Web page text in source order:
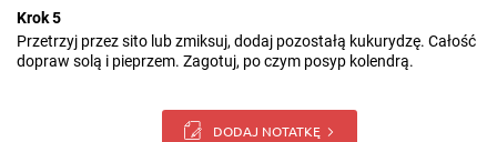
Krok 5
Przetrzyj przez sito lub zmiksuj, dodaj pozostałą kukurydzę. Całość
dopraw solą i pieprzem. Zagotuj, po czym posyp kolendrą.
DODAJ NOTATKĘ